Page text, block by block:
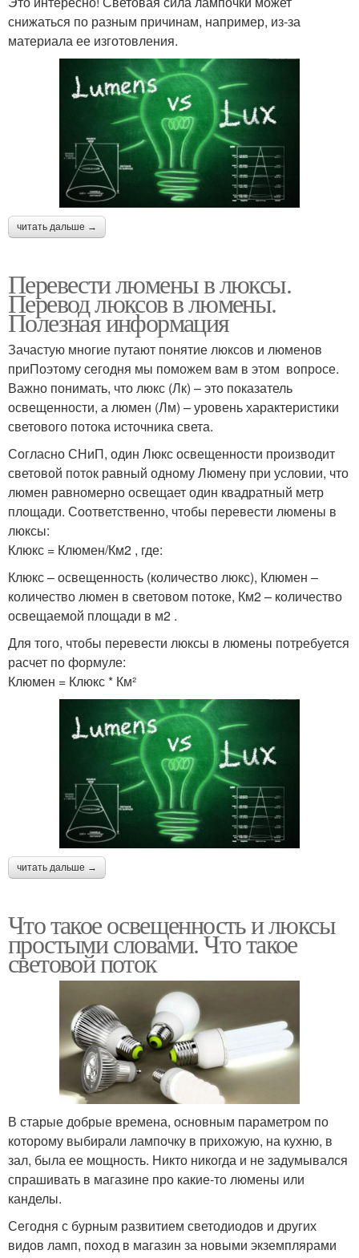
снижаться по разным причинам, например, из-за
материала ее изготовления.
читать дальше →
Перевести люмены в люксы.
Перевод люксов в люмены.
Полезная информация
Зачастую многие путают понятие люксов и люменов
приПоэтому сегодня мы поможем вам в этом вопросе.
Важно понимать, что люкс (Лк) – это показатель
освещенности, а люмен (Лм) – уровень характеристики
светового потока источника света.
Согласно СНиП, один Люкс освещенности производит
световой поток равный одному Люмену при условии, что
люмен равномерно освещает один квадратный метр
площади. Соответственно, чтобы перевести люмены в
люксы:
Клюкс = Клюмен/Км2 , где:
Клюкс – освещенность (количество люкс), Клюмен –
количество люмен в световом потоке, Км2 – количество
освещаемой площади в м2 .
Для того, чтобы перевести люксы в люмены потребуется
расчет по формуле:
Клюмен = Клюкс * Км²
читать дальше →
Что такое освещенность и люксы
простыми словами. Что такое
световой поток
В старые добрые времена, основным параметром по
которому выбирали лампочку в прихожую, на кухню, в
зал, была ее мощность. Никто никогда и не задумывался
спрашивать в магазине про какие-то люмены или
канделы.
Сегодня с бурным развитием светодиодов и других
видов ламп, поход в магазин за новыми экземплярами